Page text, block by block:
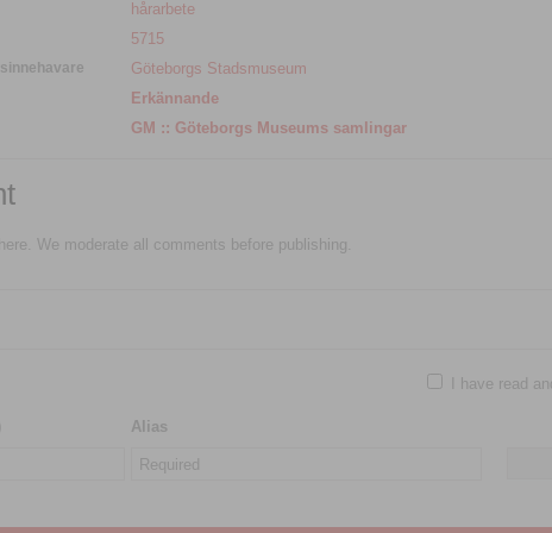
hårarbete
5715
Göteborgs Stadsmuseum
Erkännande
GM :: Göteborgs Museums samlingar
We moderate all comments before publishing.
I have read
Alias